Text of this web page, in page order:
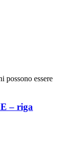
possono essere
– riga